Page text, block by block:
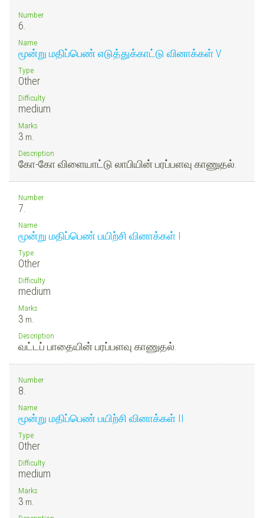
Number
6.
Name
மூன்று மதிப்பெண் எடுத்துக்காட்டு வினாக்கள் V
Type
Other
Difficulty
medium
Marks
3 m.
Description
கோ-கோ விளையாட்டு லாபியின் பரப்பளவு காணுதல்.
Number
7.
Name
மூன்று மதிப்பெண் பயிற்சி வினாக்கள் I
Type
Other
Difficulty
medium
Marks
3 m.
Description
வட்டப் பாதையின் பரப்பளவு காணுதல்.
Number
8.
Name
மூன்று மதிப்பெண் பயிற்சி வினாக்கள் II
Type
Other
Difficulty
medium
Marks
3 m.